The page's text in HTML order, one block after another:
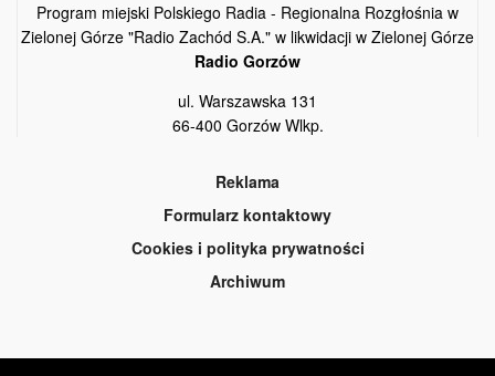
Program miejski Polskiego Radia - Regionalna Rozgłośnia w
Zielonej Górze "Radio Zachód S.A." w likwidacji w Zielonej Górze
Radio Gorzów
ul. Warszawska 131
66-400 Gorzów Wlkp.
Reklama
Formularz kontaktowy
Cookies i polityka prywatności
Archiwum